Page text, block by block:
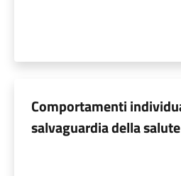
Comportamenti
salvaguardia della salute